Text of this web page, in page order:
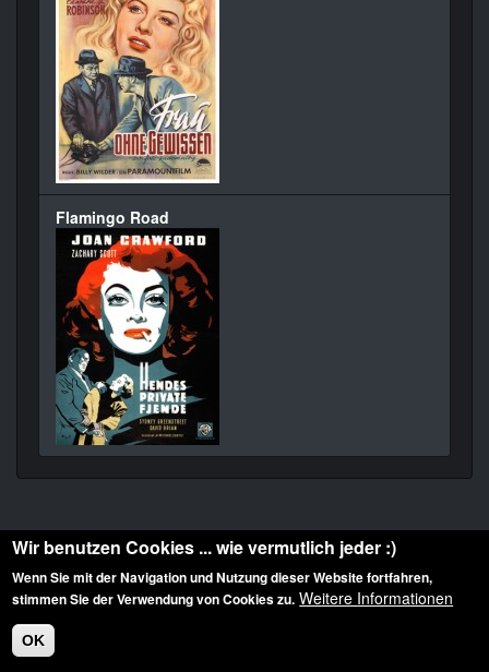
Flamingo Road
Diese Website ist urheberrechtlich geschützt: © 2010-2026 der Film Noir de. Alle
Rechte vorbehalten.
Wir benutzen Cookies ... wie vermutlich jeder :)
Wenn Sie mit der Navigation und Nutzung dieser Website fortfahren,
stimmen Sie der Verwendung von Cookies zu. Weitere Informationen
OK